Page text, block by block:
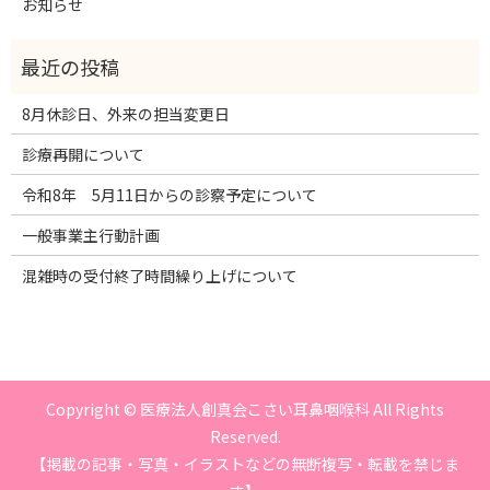
8月休診日、外来の担当変更日
診療再開について
令和8年 5月11日からの診察予定について
一般事業主行動計画
混雑時の受付終了時間繰り上げについて
Copyright © 医療法人創真会こさい耳鼻咽喉科 All Rights
Reserved.
【掲載の記事・写真・イラストなどの無断複写・転載を禁じま